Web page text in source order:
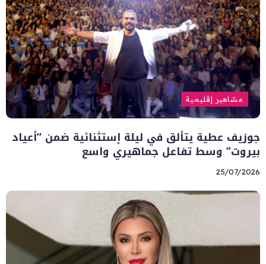
مشاهير إقليمية
جوزيف عطية يتألق في ليلة إستثنائية ضمن “أعياد
بيروت” وسط تفاعل جماهيري واسع
25/07/2026